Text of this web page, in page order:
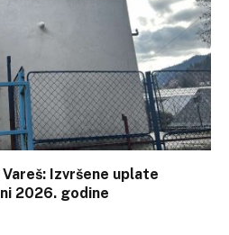
Izvršene uplate
2026. godine